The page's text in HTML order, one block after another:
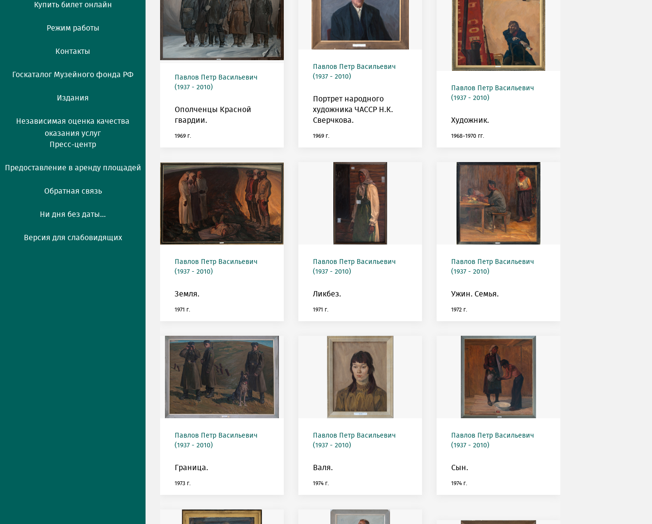
Купить билет онлайн
Режим работы
Контакты
Госкаталог Музейного фонда РФ
Издания
Независимая оценка качества
оказания услуг
Пресс-центр
Предоставление в аренду площадей
Обратная связь
Ни дня без даты...
Версия для слабовидящих
Павлов Петр Васильевич
(1937 - 2010)
Ополченцы Красной
гвардии.
1969 г.
Павлов Петр Васильевич
(1937 - 2010)
Портрет народного
художника ЧАССР Н.К.
Сверчкова.
1969 г.
Павлов Петр Васильевич
(1937 - 2010)
Художник.
1968-1970 гг.
Павлов Петр Васильевич
(1937 - 2010)
Земля.
1971 г.
Павлов Петр Васильевич
(1937 - 2010)
Ликбез.
1971 г.
Павлов Петр Васильевич
(1937 - 2010)
Ужин. Семья.
1972 г.
Павлов Петр Васильевич
(1937 - 2010)
Граница.
1973 г.
Павлов Петр Васильевич
(1937 - 2010)
Валя.
1974 г.
Павлов Петр Васильевич
(1937 - 2010)
Сын.
1974 г.